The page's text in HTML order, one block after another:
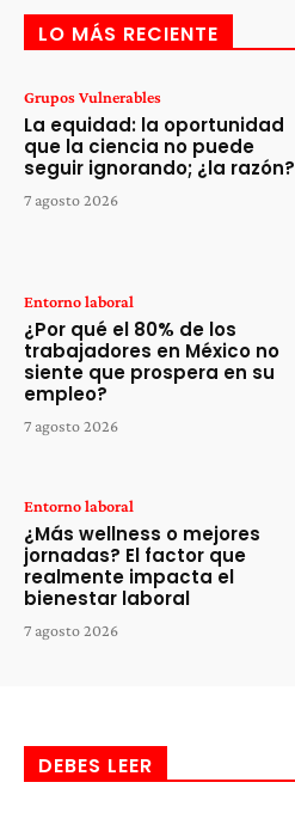
LO MÁS RECIENTE
Grupos Vulnerables
La equidad: la oportunidad
que la ciencia no puede
seguir ignorando; ¿la razón?
7 agosto 2026
Entorno laboral
¿Por qué el 80% de los
trabajadores en México no
siente que prospera en su
empleo?
7 agosto 2026
Entorno laboral
¿Más wellness o mejores
jornadas? El factor que
realmente impacta el
bienestar laboral
7 agosto 2026
DEBES LEER